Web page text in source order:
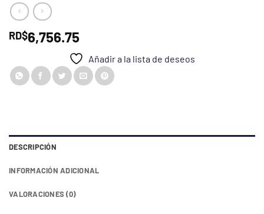
RD$6,756.75
Añadir a la lista de deseos
DESCRIPCIÓN
INFORMACIÓN ADICIONAL
VALORACIONES (0)